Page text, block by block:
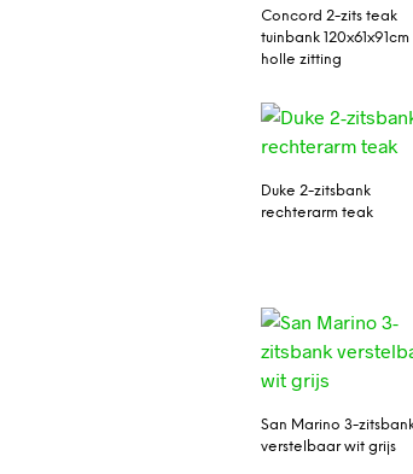
Concord 2-zits teak
tuinbank 120x61x91cm
holle zitting
Duke 2-zitsbank
rechterarm teak
San Marino 3-
verstelbaar wit grijs